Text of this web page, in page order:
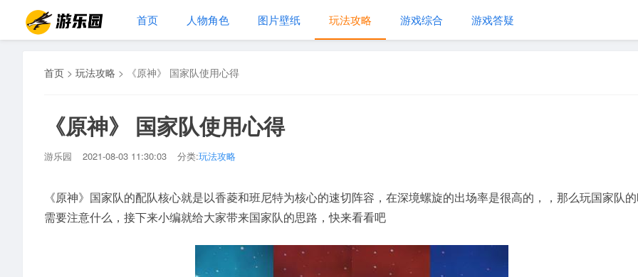
首页 人物角色 图片壁纸 玩法攻略 游戏综合 游戏答疑
首页 > 玩法攻略 > 《原神》 国家队使用心得
《原神》 国家队使用心得
游乐园 2021-08-03 11:30:03 分类:玩法攻略
《原神》国家队的配队核心就是以香菱和班尼特为核心的速切阵容，在深境螺旋的出场率是很高的，，那么玩国家队
需要注意什么，接下来小编就给大家带来国家队的思路，快来看看吧